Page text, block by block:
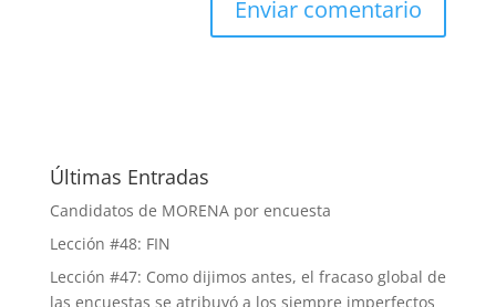
Últimas Entradas
Candidatos de MORENA por encuesta
Lección #48: FIN
Lección #47: Como dijimos antes, el fracaso global de
las encuestas se atribuyó a los siempre imperfectos